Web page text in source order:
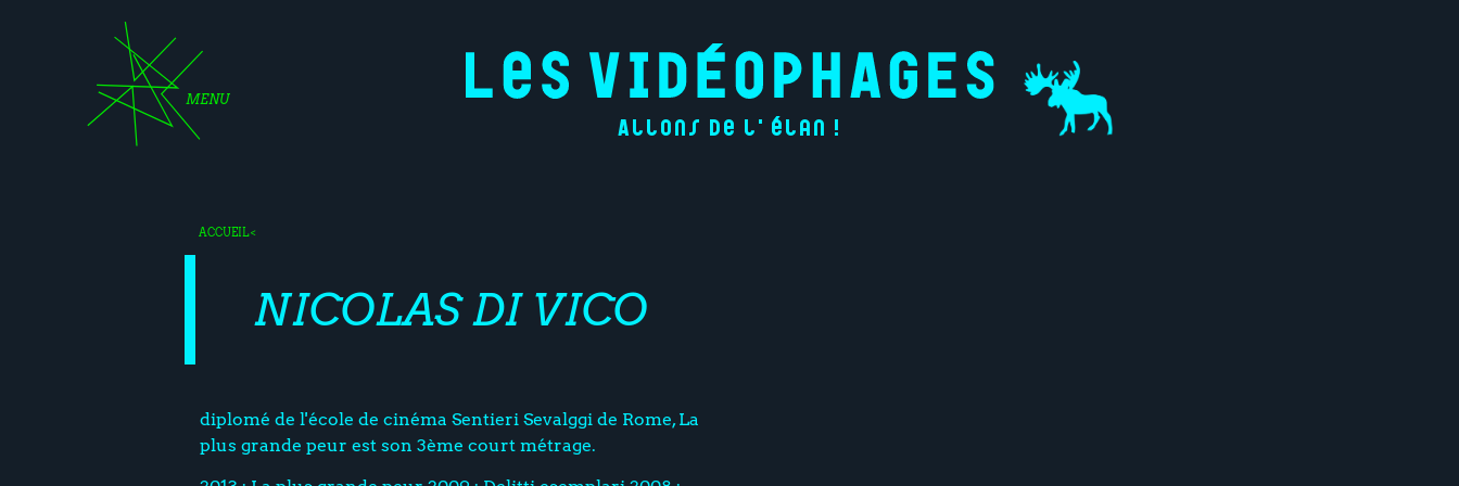
MENU
Allons de l'élan !
ACCUEIL<
NICOLAS DI VICO
diplomé de l'école de cinéma Sentieri Sevalggi de Rome, La
plus grande peur est son 3ème court métrage.